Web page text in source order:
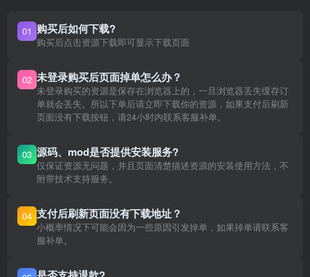
01 购买后如何下载?
购买后点击资源下载即可显示下载页面
02 未登录购买后页面掉单怎么办？
未登录购买的资源是保存在浏览器上的，一旦浏览器丢失缓存订
单就会丢失。所以下单后请立即下载你的资源，如果支付后刷新
页面没有下载按钮，请24小时内联系客服补单。
03 源码、mod是否提供安装服务?
仅保证资源无问题，并且页面清楚描述资源的安装使用方法，不
附带技术支持服务。
04 支付后刷新页面没有下载地址？
小概率情况下可能会因为一些原因引发掉单，如果掉单请联系客
服补单。